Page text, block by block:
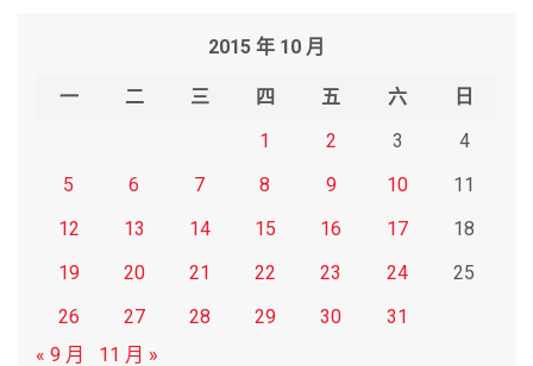
2015 年 10 月
一 二 三 四 五 六
日
1
2 3
4
5
6 7 8 9 10
11
12
13 14 15 16 17
18
19
20 21 22 23 24
25
26
27 28 29 30
31
« 9 月
11 月 »